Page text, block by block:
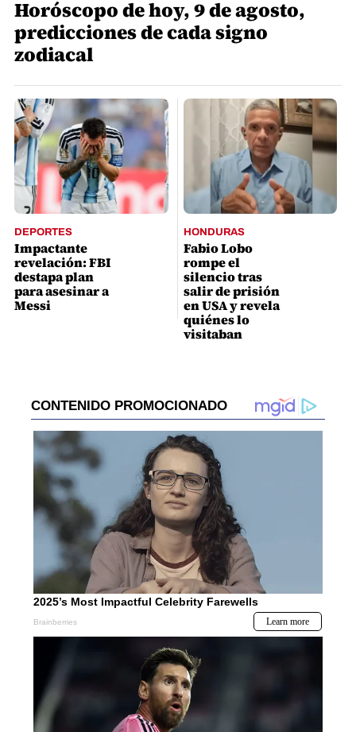
Horóscopo de hoy, 9 de agosto,
predicciones de cada signo
zodiacal
DEPORTES
Impactante
revelación: FBI
destapa plan
para asesinar a
Messi
HONDURAS
Fabio Lobo
rompe el
silencio tras
salir de prisión
en USA y revela
quiénes lo
visitaban